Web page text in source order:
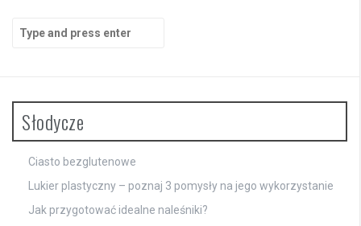
for:
Słodycze
Ciasto bezglutenowe
Lukier plastyczny – poznaj 3 pomysły na jego wykorzystanie
Jak przygotować idealne naleśniki?